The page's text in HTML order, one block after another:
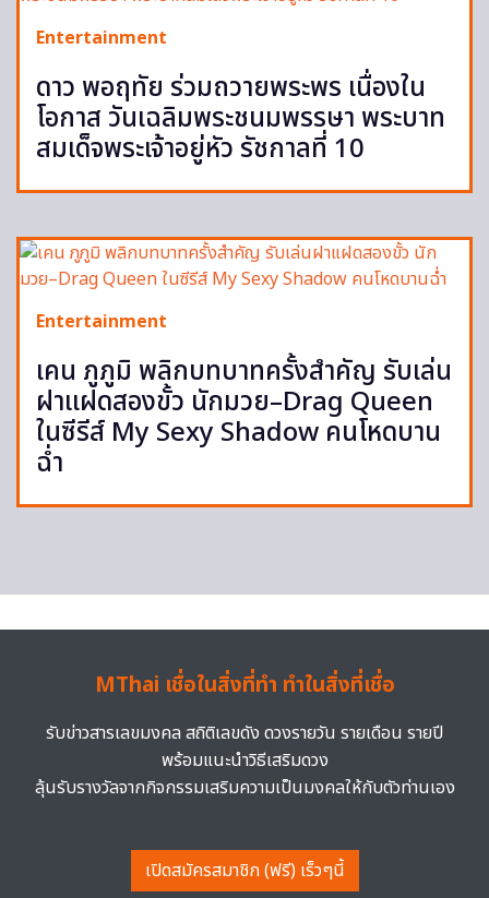
Entertainment
ดาว พอฤทัย ร่วมถวายพระพร เนื่องใน
โอกาส วันเฉลิมพระชนมพรรษา พระบาท
สมเด็จพระเจ้าอยู่หัว รัชกาลที่ 10
Entertainment
เคน ภูภูมิ พลิกบทบาทครั้งสำคัญ รับเล่น
ฝาแฝดสองขั้ว นักมวย–Drag Queen
ในซีรีส์ My Sexy Shadow คนโหดบาน
ฉ่ำ
MThai เชื่อในสิ่งที่ทำ ทำในสิ่งที่เชื่อ
รับข่าวสารเลขมงคล สถิติเลขดัง ดวงรายวัน รายเดือน รายปี
พร้อมแนะนำวิธีเสริมดวง
ลุ้นรับรางวัลจากกิจกรรมเสริมความเป็นมงคลให้กับตัวท่านเอง
เปิดสมัครสมาชิก (ฟรี) เร็วๆนี้